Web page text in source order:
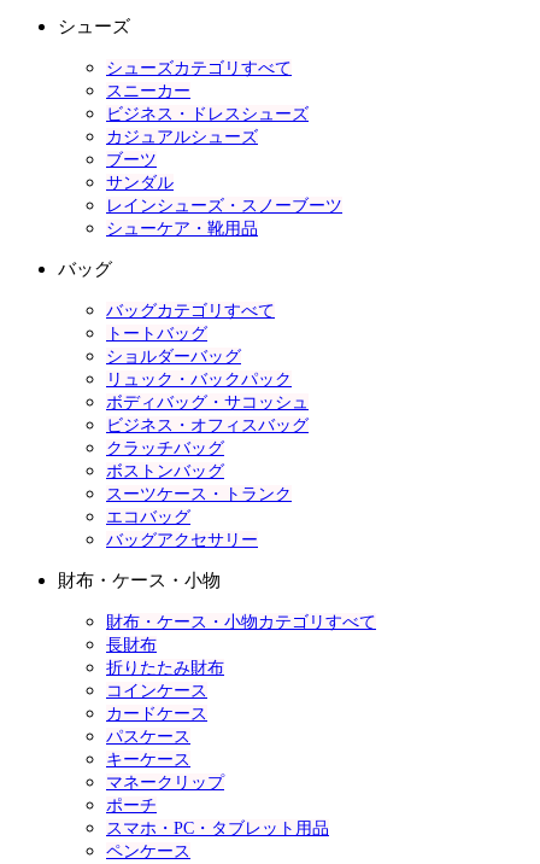
シューズ
シューズカテゴリすべて
スニーカー
ビジネス・ドレスシューズ
カジュアルシューズ
ブーツ
サンダル
レインシューズ・スノーブーツ
シューケア・靴用品
バッグ
バッグカテゴリすべて
トートバッグ
ショルダーバッグ
リュック・バックパック
ボディバッグ・サコッシュ
ビジネス・オフィスバッグ
クラッチバッグ
ボストンバッグ
スーツケース・トランク
エコバッグ
バッグアクセサリー
財布・ケース・小物
財布・ケース・小物カテゴリすべて
長財布
折りたたみ財布
コインケース
カードケース
パスケース
キーケース
マネークリップ
ポーチ
スマホ・PC・タブレット用品
ペンケース